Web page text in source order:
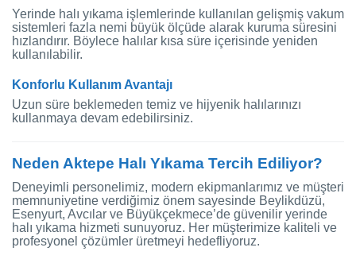
Yerinde halı yıkama işlemlerinde kullanılan gelişmiş vakum
sistemleri fazla nemi büyük ölçüde alarak kuruma süresini
hızlandırır. Böylece halılar kısa süre içerisinde yeniden
kullanılabilir.
Konforlu Kullanım Avantajı
Uzun süre beklemeden temiz ve hijyenik halılarınızı
kullanmaya devam edebilirsiniz.
Neden Aktepe Halı Yıkama Tercih Ediliyor?
Deneyimli personelimiz, modern ekipmanlarımız ve müşteri
memnuniyetine verdiğimiz önem sayesinde Beylikdüzü,
Esenyurt, Avcılar ve Büyükçekmece’de güvenilir yerinde
halı yıkama hizmeti sunuyoruz. Her müşterimize kaliteli ve
profesyonel çözümler üretmeyi hedefliyoruz.